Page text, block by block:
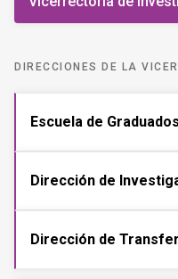
DIRECCIONES DE LA
Escuela de Graduados
Dirección de
Dirección de